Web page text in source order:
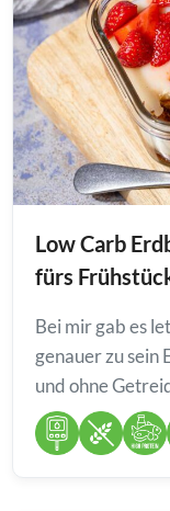
Low Carb
fürs
Bei mir gab es
genauer zu sein
und ohne